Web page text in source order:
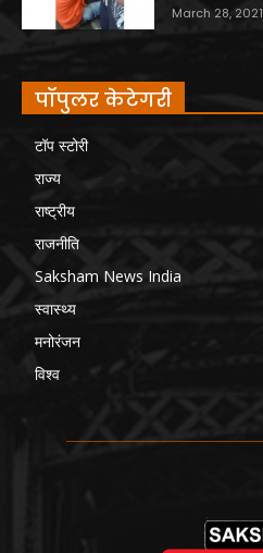
March 28, 2021
पॉपुलर केटेगरी
टॉप स्टोरी
राज्य
राष्ट्रीय
राजनीति
Saksham News India
स्वास्थ्य
मनोरंजन
विश्व